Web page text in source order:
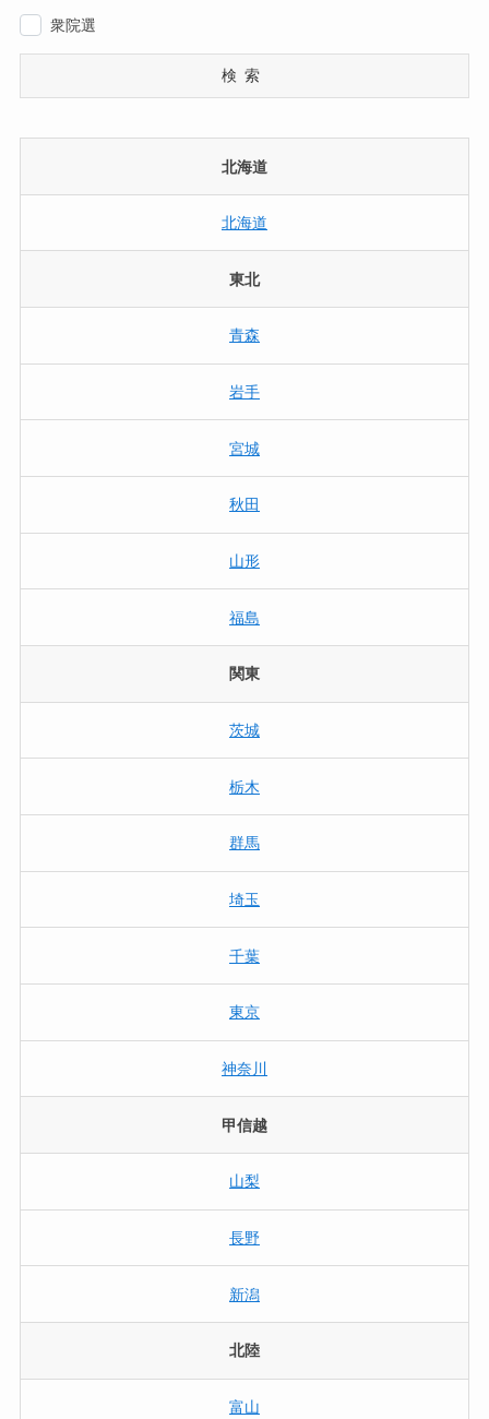
衆院選
検索
北海道
北海道
東北
青森
岩手
宮城
秋田
山形
福島
関東
茨城
栃木
群馬
埼玉
千葉
東京
神奈川
甲信越
山梨
長野
新潟
北陸
富山